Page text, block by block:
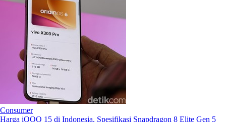
Consumer
Harga iQOO 15 di Indonesia, Spesifikasi Snapdragon 8 Elite Gen 5